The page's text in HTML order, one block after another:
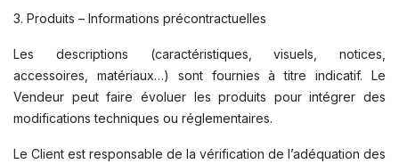
3. Produits – Informations précontractuelles
Les descriptions (caractéristiques, visuels, notices,
accessoires, matériaux…) sont fournies à titre indicatif. Le
Vendeur peut faire évoluer les produits pour intégrer des
modifications techniques ou réglementaires.
Le Client est responsable de la vérification de l’adéquation des